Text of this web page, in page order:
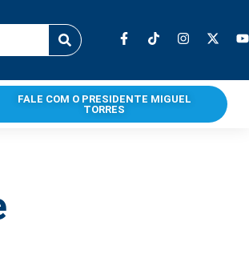
FALE COM O PRESIDENTE MIGUEL
TORRES